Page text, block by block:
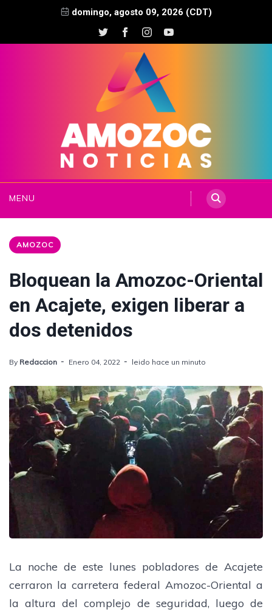
domingo, agosto 09, 2026 (CDT)
MENU
AMOZOC
Bloquean la Amozoc-Oriental
en Acajete, exigen liberar a
dos detenidos
By Redaccion Enero 04, 2022 leido hace un minuto
La noche de este lunes pobladores de Acajete
cerraron la carretera federal Amozoc-Oriental a
la altura del complejo de seguridad, luego de